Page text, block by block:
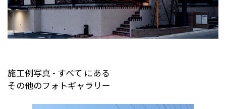
施工例写真 - すべて にある
その他のフォトギャラリー